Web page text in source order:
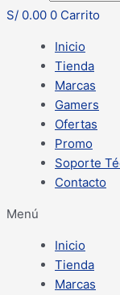
S/ 0.00 0 Carrito
Inicio
Tienda
Marcas
Gamers
Ofertas
Promo
Soporte
Contacto
Menú
Inicio
Tienda
Marcas